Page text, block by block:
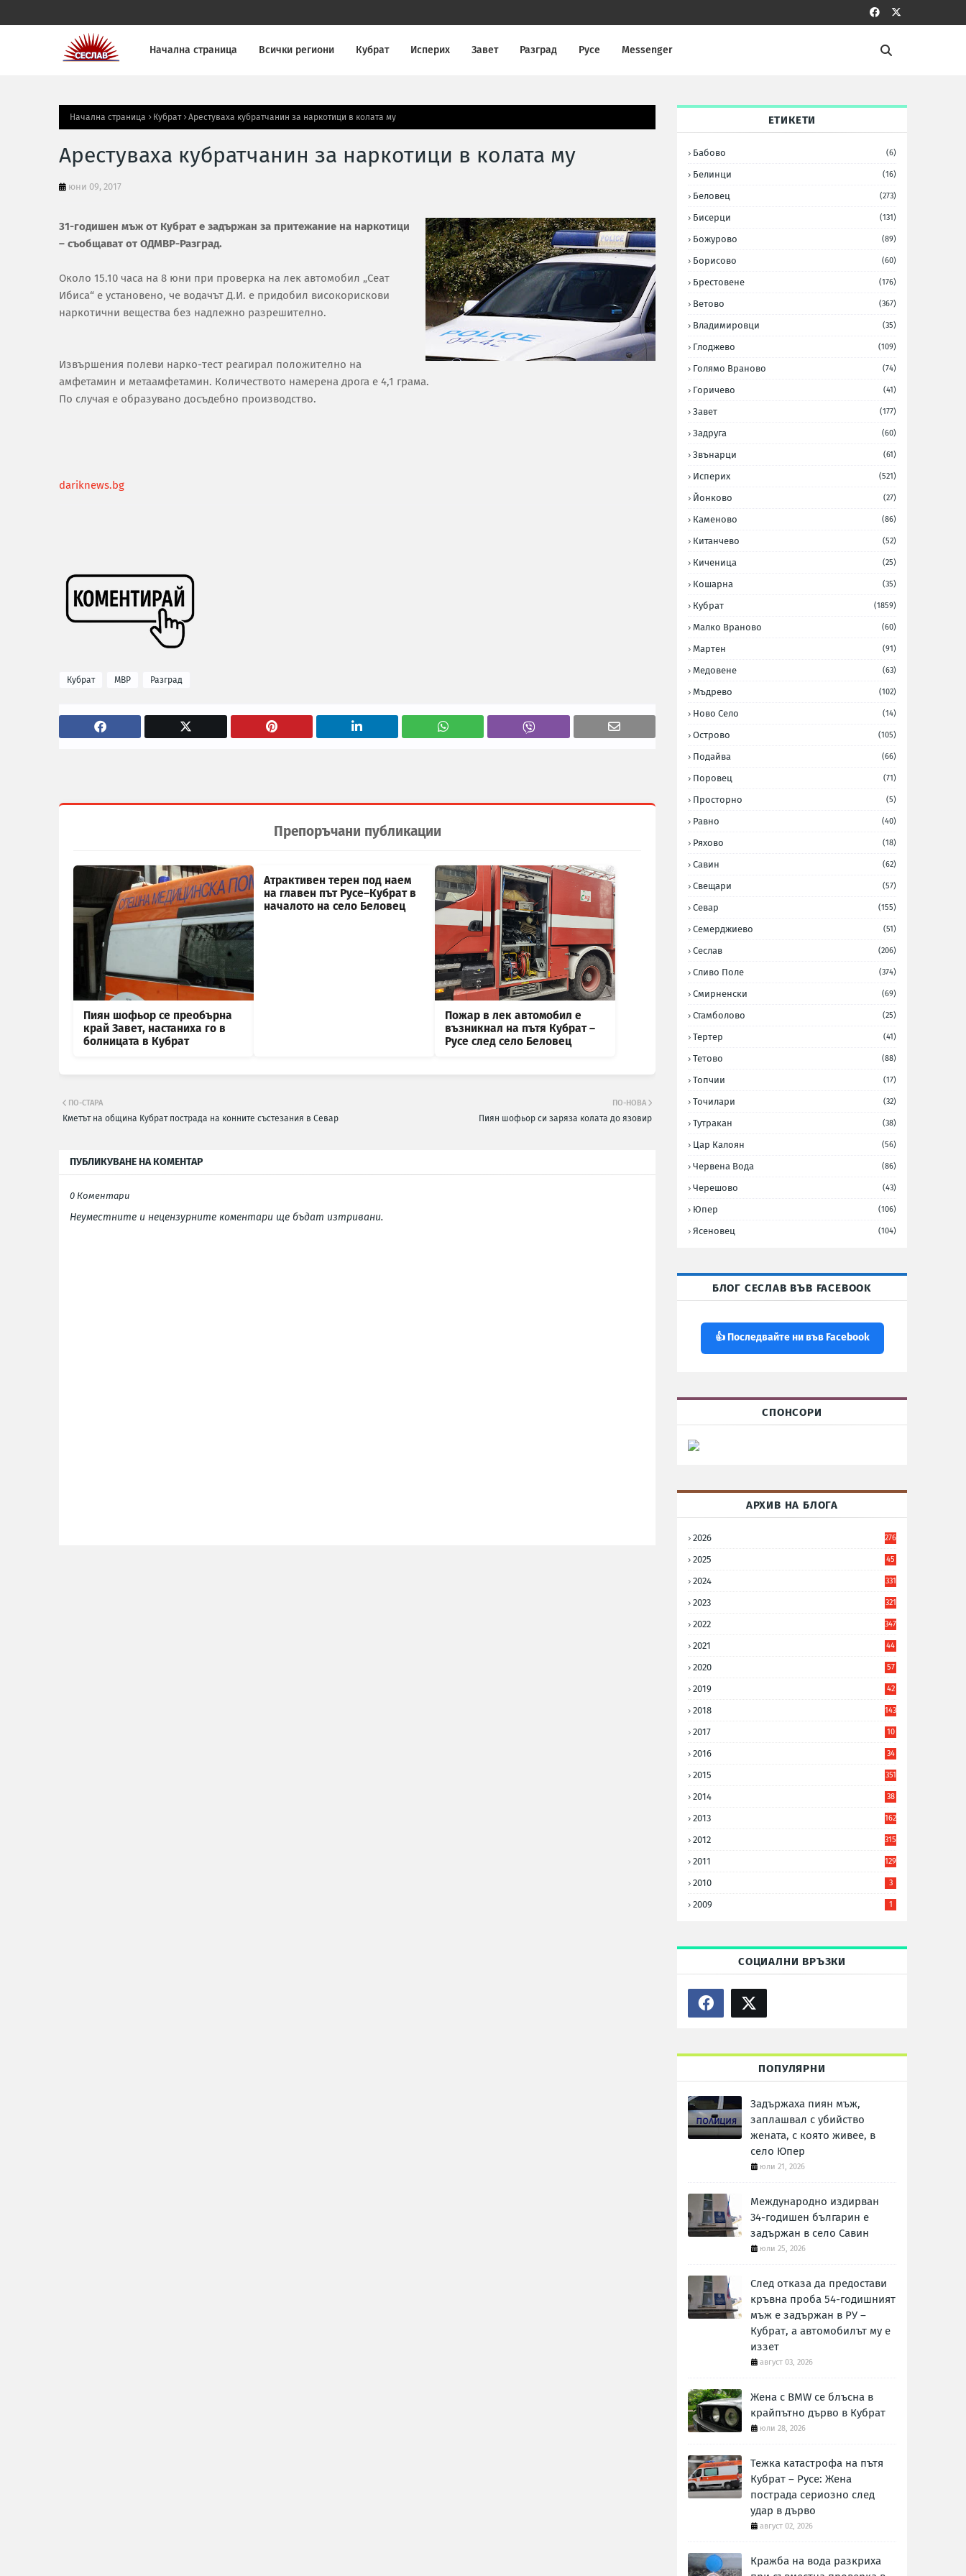
Начална страница Всички региони Кубрат Исперих Завет Разград Русе Messenger
Начална страница Кубрат Арестуваха кубратчанин за наркотици в колата му
Арестуваха кубратчанин за наркотици в колата му
юни 09, 2017
31-годишен мъж от Кубрат е задържан за притежание на наркотици
– съобщават от ОДМВР-Разград.
Около 15.10 часа на 8 юни при проверка на лек автомобил „Сеат
Ибиса“ е установено, че водачът Д.И. е придобил високорискови
наркотични вещества без надлежно разрешително.
Извършения полеви нарко-тест реагирал положително на
амфетамин и метаамфетамин. Количеството намерена дрога е 4,1 грама.
По случая е образувано досъдебно производство.
dariknews.bg
Кубрат МВР Разград
Препоръчани публикации
Пиян шофьор се преобърна
край Завет, настаниха го в
болницата в Кубрат
Атрактивен терен под наем
на главен път Русе–Кубрат в
началото на село Беловец
Пожар в лек автомобил е
възникнал на пътя Кубрат –
Русе след село Беловец
ПО-НОВА
Пиян шофьор си заряза колата до язовир
ПО-СТАРА
Кметът на община Кубрат пострада на конните състезания в Севар
ПУБЛИКУВАНЕ НА КОМЕНТАР
0 Коментари
Неуместните и нецензурните коментари ще бъдат изтривани.
ЕТИКЕТИ
Бабово (6)
Белинци (16)
Беловец (273)
Бисерци (131)
Божурово (89)
Борисово (60)
Брестовене (176)
Ветово (367)
Владимировци (35)
Глоджево (109)
Голямо Враново (74)
Горичево (41)
Завет (177)
Задруга (60)
Звънарци (61)
Исперих (521)
Йонково (27)
Каменово (86)
Китанчево (52)
Киченица (25)
Кошарна (35)
Кубрат (1859)
Малко Враново (60)
Мартен (91)
Медовене (63)
Мъдрево (102)
Ново Село (14)
Острово (105)
Подайва (66)
Поровец (71)
Просторно (5)
Равно (40)
Ряхово (18)
Савин (62)
Свещари (57)
Севар (155)
Семерджиево (51)
Сеслав (206)
Сливо Поле (374)
Смирненски (69)
Стамболово (25)
Тертер (41)
Тетово (88)
Топчии (17)
Точилари (32)
Тутракан (38)
Цар Калоян (56)
Червена Вода (86)
Черешово (43)
Юпер (106)
Ясеновец (104)
БЛОГ СЕСЛАВ ВЪВ FACEBOOK
👍 Последвайте ни във Facebook
СПОНСОРИ
АРХИВ НА БЛОГА
2026 276
2025
45
2024 331
2023 321
2022 347
2021
44
2020
57
2019
42
2018 143
2017
10
2016
34
2015 351
2014
38
2013 162
2012 315
2011 129
2010 3
2009 1
СОЦИАЛНИ ВРЪЗКИ
ПОПУЛЯРНИ
Задържаха пиян мъж,
заплашвал с убийство
жената, с която живее, в
село Юпер
юли 21, 2026
Международно издирван
34-годишен българин е
задържан в село Савин
юли 25, 2026
След отказа да предостави
кръвна проба 54-годишният
мъж е задържан в РУ –
Кубрат, а автомобилът му е
иззет
август 03, 2026
Жена с BMW се блъсна в
крайпътно дърво в Кубрат
юли 28, 2026
Тежка катастрофа на пътя
Кубрат – Русе: Жена
пострада сериозно след
удар в дърво
август 02, 2026
Кражба на вода разкриха